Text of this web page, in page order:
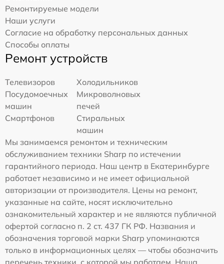
Ремонтируемые модели
Наши услуги
Согласие на обработку персональных данных
Способы оплаты
Ремонт устройств
Телевизоров
Холодильников
Посудомоечных
машин
Микроволновых
печей
Смартфонов
Стиральных
машин
Мы занимаемся ремонтом и техническим
обслуживанием техники Sharp по истечении
гарантийного периода. Наш центр в Екатеринбурге
работает независимо и не имеет официальной
авторизации от производителя. Цены на ремонт,
указанные на сайте, носят исключительно
ознакомительный характер и не являются публичной
офертой согласно п. 2 ст. 437 ГК РФ. Названия и
обозначения торговой марки Sharp упоминаются
только в информационных целях — чтобы обозначить
перечень техники, с которой мы работаем. Наша